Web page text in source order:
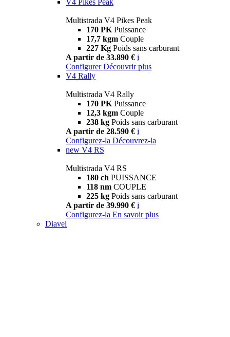
Multistrada V4 Pikes Peak
170 PK Puissance
17,7 kgm Couple
227 Kg Poids sans carburant
A partir de 33.890 € i
Configurer Découvrir plus
V4 Rally
Multistrada V4 Rally
170 PK Puissance
12,3 kgm Couple
238 kg Poids sans carburant
A partir de 28.590 € i
Configurez-la Découvrez-la
new V4 RS
Multistrada V4 RS
180 ch PUISSANCE
118 nm COUPLE
225 kg Poids sans carburant
A partir de 39.990 € i
Configurez-la En savoir plus
Diavel